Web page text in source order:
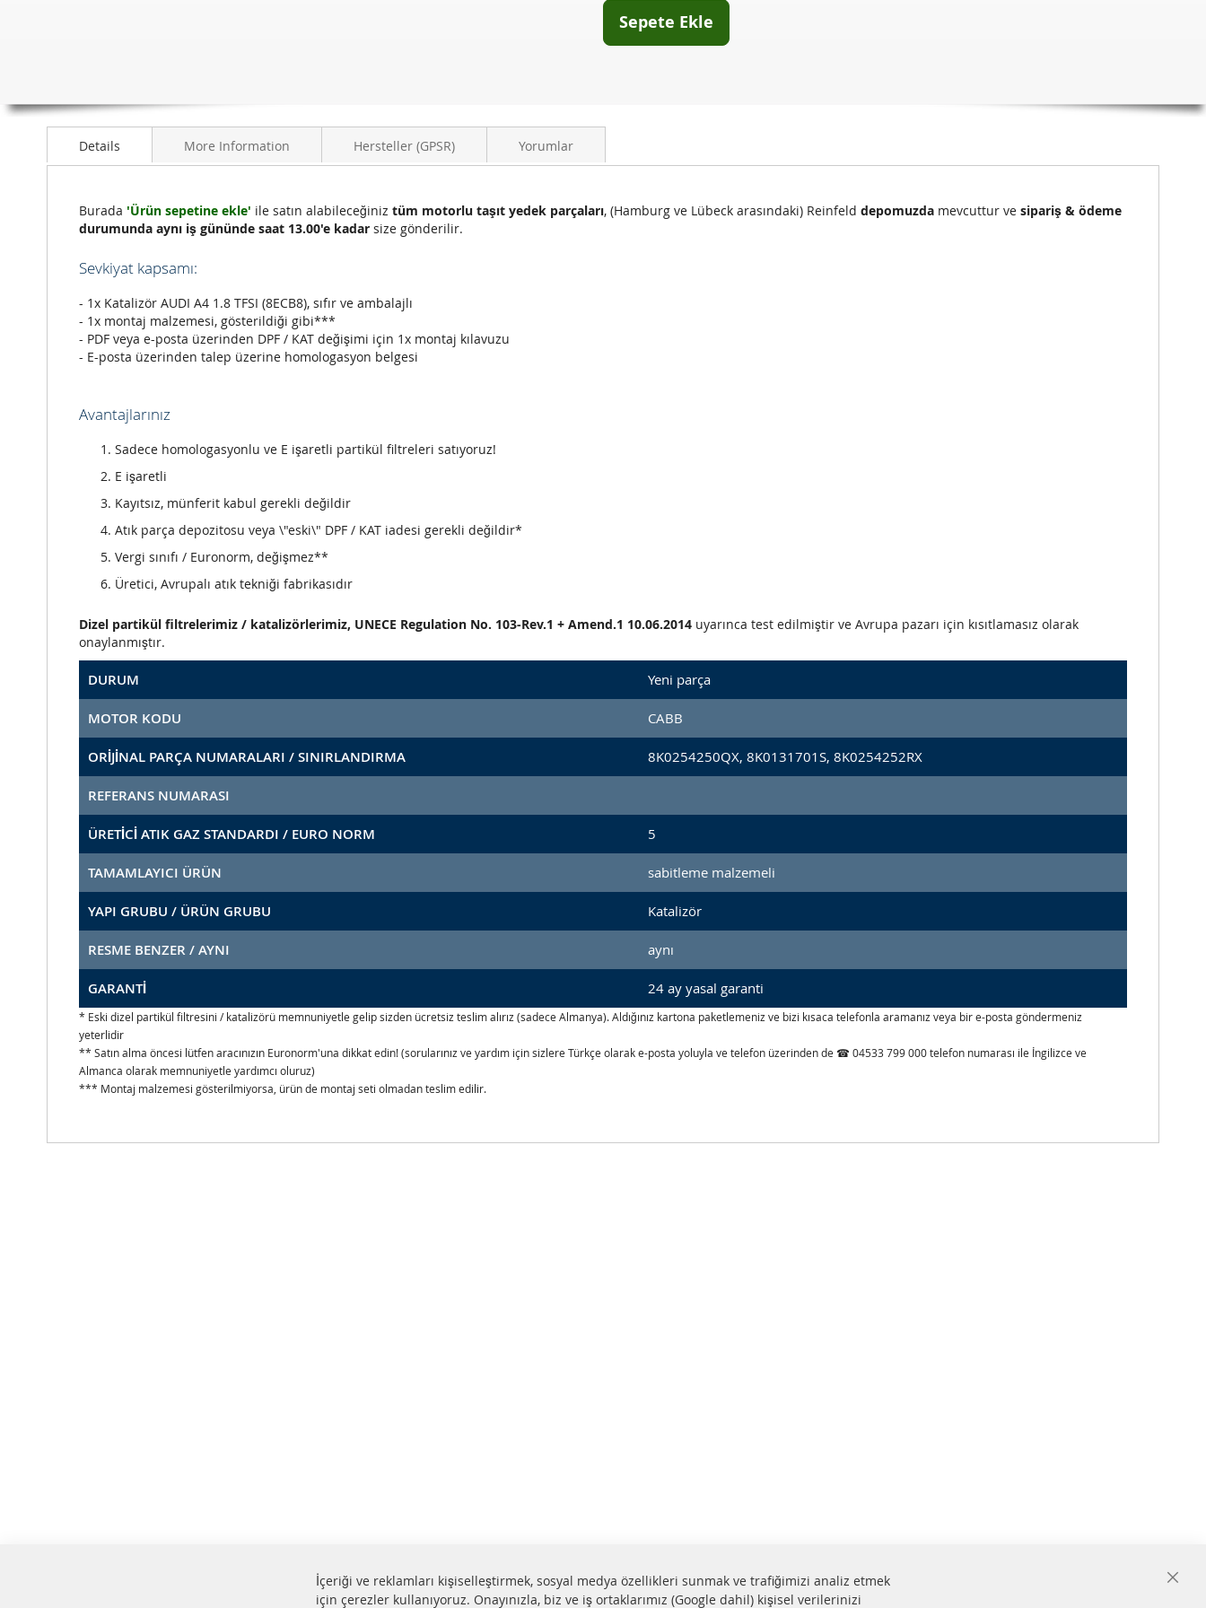
Sepete Ekle
Details More Information Hersteller (GPSR) Yorumlar
Burada 'Ürün sepetine ekle' ile satın alabileceğiniz tüm motorlu taşıt yedek parçaları, (Hamburg ve Lübeck arasındaki) Reinfeld depomuzda mevcuttur ve sipariş & ödeme
durumunda aynı iş gününde saat 13.00'e kadar size gönderilir.
Sevkiyat kapsamı:
- 1x Katalizör AUDI A4 1.8 TFSI (8ECB8), sıfır ve ambalajlı
- 1x montaj malzemesi, gösterildiği gibi***
- PDF veya e-posta üzerinden DPF / KAT değişimi için 1x montaj kılavuzu
- E-posta üzerinden talep üzerine homologasyon belgesi
Avantajlarınız
Sadece homologasyonlu ve E işaretli partikül filtreleri satıyoruz!
E işaretli
Kayıtsız, münferit kabul gerekli değildir
Atık parça depozitosu veya \"eski\" DPF / KAT iadesi gerekli değildir*
Vergi sınıfı / Euronorm, değişmez**
Üretici, Avrupalı atık tekniği fabrikasıdır
Dizel partikül filtrelerimiz / katalizörlerimiz, UNECE Regulation No. 103-Rev.1 + Amend.1 10.06.2014 uyarınca test edilmiştir ve Avrupa pazarı için kısıtlamasız olarak
onaylanmıştır.
DURUM Yeni parça
MOTOR KODU CABB
ORİJİNAL PARÇA NUMARALARI / SINIRLANDIRMA 8K0254250QX, 8K0131701S, 8K0254252RX
REFERANS NUMARASI
ÜRETİCİ ATIK GAZ STANDARDI / EURO NORM 5
TAMAMLAYICI ÜRÜN sabitleme malzemeli
YAPI GRUBU / ÜRÜN GRUBU Katalizör
RESME BENZER / AYNI aynı
GARANTİ 24 ay yasal garanti
* Eski dizel partikül filtresini / katalizörü memnuniyetle gelip sizden ücretsiz teslim alırız (sadece Almanya). Aldığınız kartona paketlemeniz ve bizi kısaca telefonla aramanız veya bir e-posta göndermeniz
yeterlidir
** Satın alma öncesi lütfen aracınızın Euronorm'una dikkat edin! (sorularınız ve yardım için sizlere Türkçe olarak e-posta yoluyla ve telefon üzerinden de ☎ 04533 799 000 telefon numarası ile İngilizce ve
Almanca olarak memnuniyetle yardımcı oluruz)
*** Montaj malzemesi gösterilmiyorsa, ürün de montaj seti olmadan teslim edilir.
Close
İçeriği ve reklamları kişiselleştirmek, sosyal medya özellikleri sunmak ve trafiğimizi analiz etmek
için çerezler kullanıyoruz. Onayınızla, biz ve iş ortaklarımız (Google dahil) kişisel verilerinizi